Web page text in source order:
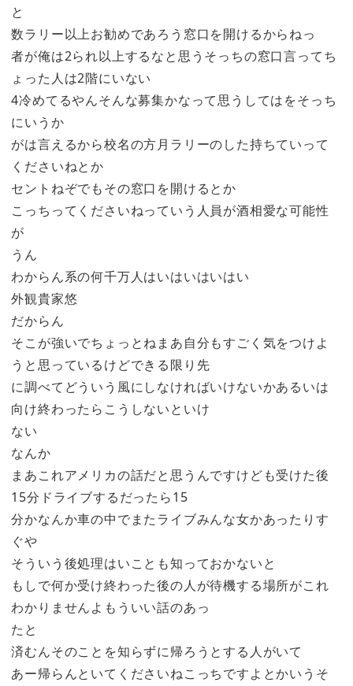
と
数ラリー以上お勧めであろう窓口を開けるからねっ
者が俺は2られ以上するなと思うそっちの窓口言ってち
ょった人は2階にいない
4冷めてるやんそんな募集かなって思うしてはをそっち
にいうか
がは言えるから校名の方月ラリーのした持ちていって
くださいねとか
セントねぞでもその窓口を開けるとか
こっちってくださいねっていう人員が酒相愛な可能性
が
うん
わからん系の何千万人はいはいはいはい
外観貴家悠
だからん
そこが強いでちょっとねまあ自分もすごく気をつけよ
うと思っているけどできる限り先
に調べてどういう風にしなければいけないかあるいは
向け終わったらこうしないといけ
ない
なんか
まあこれアメリカの話だと思うんですけども受けた後
15分ドライブするだったら15
分かなんか車の中でまたライブみんな女かあったりす
ぐや
そういう後処理はいことも知っておかないと
もしで何か受け終わった後の人が待機する場所がこれ
わかりませんよもういい話のあっ
たと
済むんそのことを知らずに帰ろうとする人がいて
あー帰らんといてくださいねこっちですよとかいうそ